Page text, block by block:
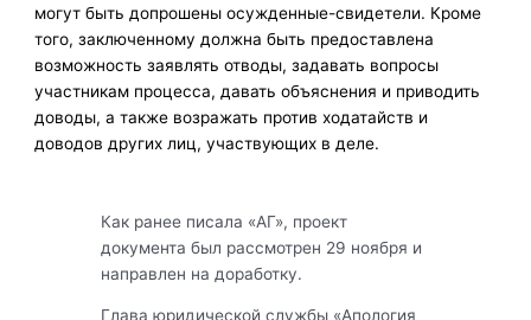
могут быть допрошены осужденные-свидетели. Кроме
того, заключенному должна быть предоставлена
возможность заявлять отводы, задавать вопросы
участникам процесса, давать объяснения и приводить
доводы, а также возражать против ходатайств и
доводов других лиц, участвующих в деле.
Как ранее писала «АГ», проект
документа был рассмотрен 29 ноября и
направлен на доработку.
Глава юридической службы «Апология